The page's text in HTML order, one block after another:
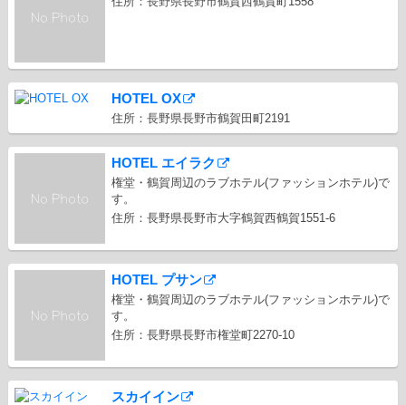
HOTEL OX
住所：長野県長野市鶴賀田町2191
HOTEL エイラク
権堂・鶴賀周辺のラブホテル(ファッションホテル)で
す。
住所：長野県長野市大字鶴賀西鶴賀1551-6
HOTEL プサン
権堂・鶴賀周辺のラブホテル(ファッションホテル)で
す。
住所：長野県長野市権堂町2270-10
スカイイン